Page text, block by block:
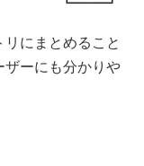
にまとめること
ザーにも分かりや